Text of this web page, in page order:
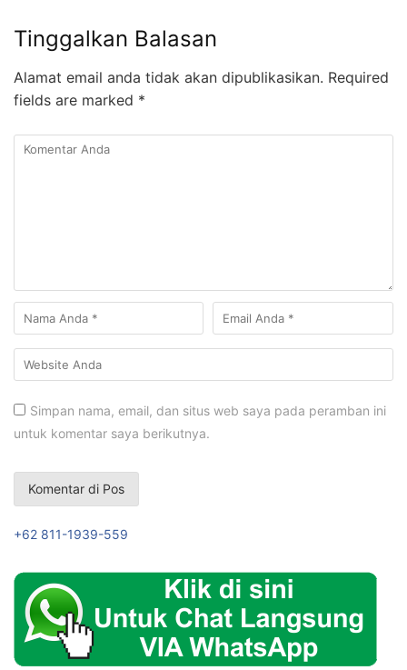
Tinggalkan Balasan
Alamat email anda tidak akan dipublikasikan. Required
fields are marked *
Simpan nama, email, dan situs web saya pada peramban ini
untuk komentar saya berikutnya.
+62 811-1939-559